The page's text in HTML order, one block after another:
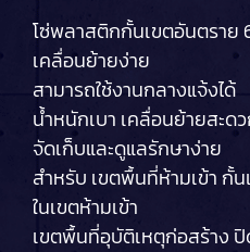
โซ่พลาสติกกั้นเขตอันตราย
เคลื่อนย้ายง่าย
สามารถใช้งานกลางแจ้งได้
น้ำหนักเบา เคลื่อนย้ายสะด
จัดเก็บและดูแลรักษาง่าย
สำหรับ เขตพื้นที่ห้ามเข้า กั้
ในเขตห้ามเข้า
เขตพื้นที่อุบัติเหตุก่อสร้าง